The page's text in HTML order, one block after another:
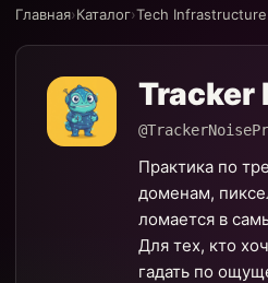
Главная›Каталог›Tech Infrastructure
Tracker
Практика по
доменам,
ломается в
Для тех, кто
гадать по